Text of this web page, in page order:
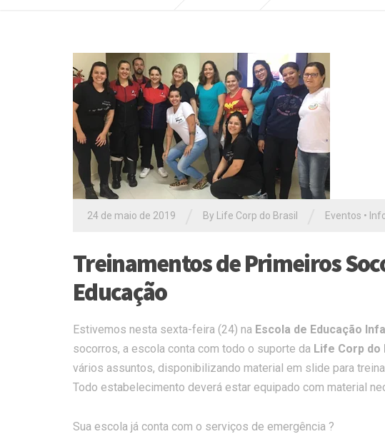
24 de maio de 2019 By Life Corp do Brasil Eventos •
Treinamentos de Primeiros
Educação
Estivemos nesta sexta-feira (24) na Escola de Educação
socorros, a escola conta com todo o suporte da Life Corp do
vários assuntos, disponibilizando material em slide para
Todo estabelecimento deverá estar equipado com material
Sua escola já conta com o serviços de emergência ?